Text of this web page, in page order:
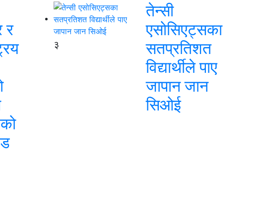
र
३
तेन्सी
एसोसिएट्सका
सतप्रतिशत
विद्यार्थीले पाए
जापान जान
सिओई